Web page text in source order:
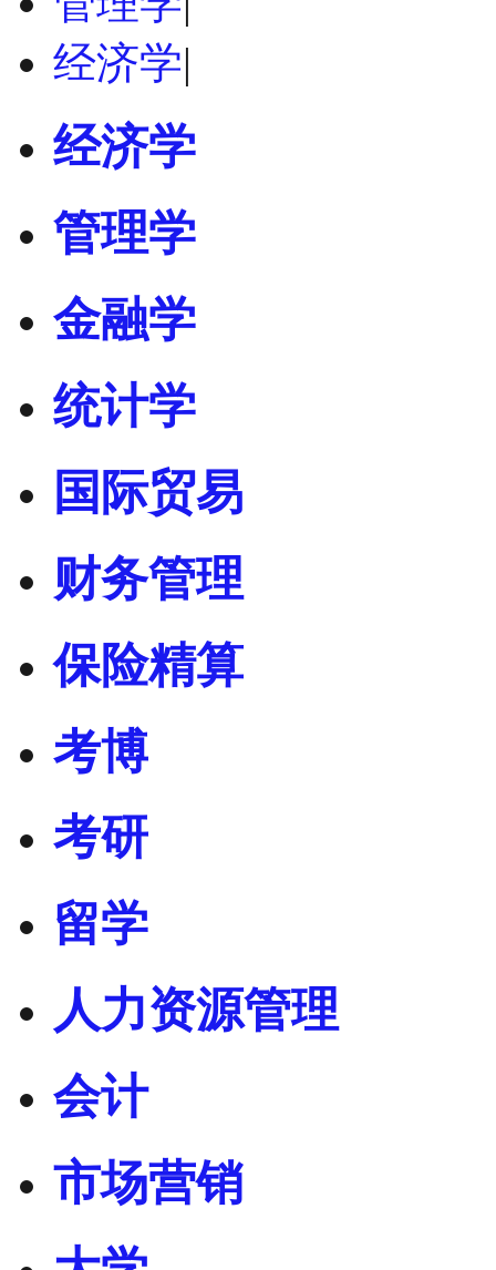
经济学|
经济学
管理学
金融学
统计学
国际贸易
财务管理
保险精算
考博
考研
留学
人力资源管理
会计
市场营销